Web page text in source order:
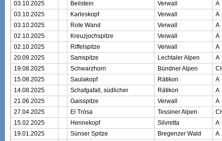
03.10.2025
Beilstein Verwall
A
03.10.2025
Karleskopf Verwall
A
03.10.2025
Rote Wand Verwall
A
02.10.2025
Kreuzjochspitze Verwall
A
02.10.2025
Riffelspitze Verwall
A
20.09.2025
Samspitze Lechtaler Alpen
A
19.08.2025
Schwarzhorn Bündner Alpen
15.08.2025
Saulakopf Rätikon
A
14.08.2025
Schafgafall, südlicher Rätikon
A
21.06.2025
Gaisspitze Verwall
A
27.04.2025
El Tròsa Tessiner Alpen
15.02.2025
Hennekopf Silvretta
A
19.01.2025
Sünser Spitze Bregenzer Wald
A